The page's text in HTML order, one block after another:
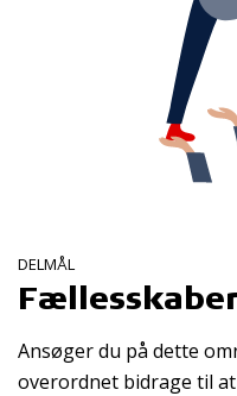
DELMÅL
Ansøger du på dette
overordnet bidrage til